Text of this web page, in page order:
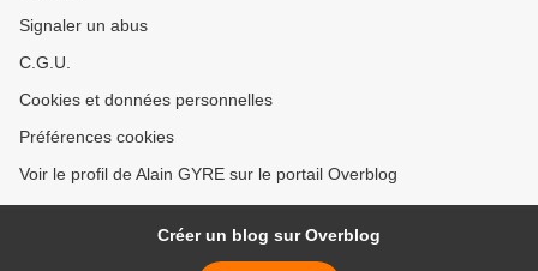
Signaler un abus
C.G.U.
Cookies et données personnelles
Préférences cookies
Voir le profil de Alain GYRE sur le portail Overblog
Créer un blog sur Overblog